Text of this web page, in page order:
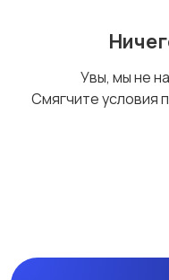
Увы, мы не
Смягчите условия